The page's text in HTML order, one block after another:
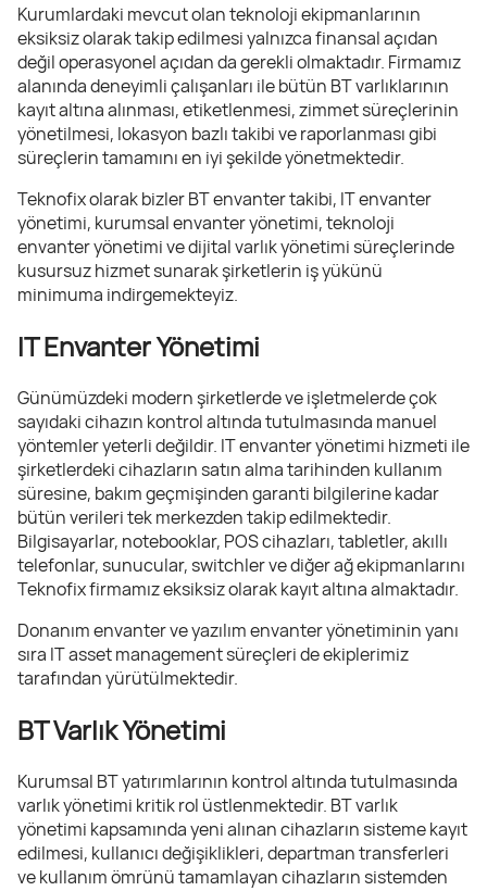
Kurumlardaki mevcut olan teknoloji ekipmanlarının
eksiksiz olarak takip edilmesi yalnızca finansal açıdan
değil operasyonel açıdan da gerekli olmaktadır. Firmamız
alanında deneyimli çalışanları ile bütün BT varlıklarının
kayıt altına alınması, etiketlenmesi, zimmet süreçlerinin
yönetilmesi, lokasyon bazlı takibi ve raporlanması gibi
süreçlerin tamamını en iyi şekilde yönetmektedir.
Teknofix olarak bizler BT envanter takibi, IT envanter
yönetimi, kurumsal envanter yönetimi, teknoloji
envanter yönetimi ve dijital varlık yönetimi süreçlerinde
kusursuz hizmet sunarak şirketlerin iş yükünü
minimuma indirgemekteyiz.
IT Envanter Yönetimi
Günümüzdeki modern şirketlerde ve işletmelerde çok
sayıdaki cihazın kontrol altında tutulmasında manuel
yöntemler yeterli değildir. IT envanter yönetimi hizmeti ile
şirketlerdeki cihazların satın alma tarihinden kullanım
süresine, bakım geçmişinden garanti bilgilerine kadar
bütün verileri tek merkezden takip edilmektedir.
Bilgisayarlar, notebooklar, POS cihazları, tabletler, akıllı
telefonlar, sunucular, switchler ve diğer ağ ekipmanlarını
Teknofix firmamız eksiksiz olarak kayıt altına almaktadır.
Donanım envanter ve yazılım envanter yönetiminin yanı
sıra IT asset management süreçleri de ekiplerimiz
tarafından yürütülmektedir.
BT Varlık Yönetimi
Kurumsal BT yatırımlarının kontrol altında tutulmasında
varlık yönetimi kritik rol üstlenmektedir. BT varlık
yönetimi kapsamında yeni alınan cihazların sisteme kayıt
edilmesi, kullanıcı değişiklikleri, departman transferleri
ve kullanım ömrünü tamamlayan cihazların sistemden